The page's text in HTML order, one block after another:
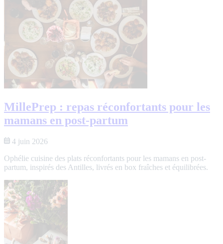
MillePrep : repas réconfortants pour les
mamans en post-partum
4 juin 2026
Ophélie cuisine des plats réconfortants pour les mamans en post-
partum, inspirés des Antilles, livrés en box fraîches et équilibrées.